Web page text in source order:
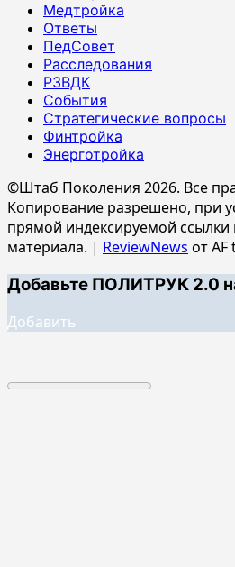
Медтройка
Ответы
ПедСовет
Расследования
РЗВДК
События
Стратегические вопросы
Финтройка
Энерготройка
©Штаб Поколения 2026. Все
Копирование разрешено, при
прямой индексируемой ссылки
материала. | ReviewNews от AF
Добавьте ПОЛИТРУК 2.0
Добавить